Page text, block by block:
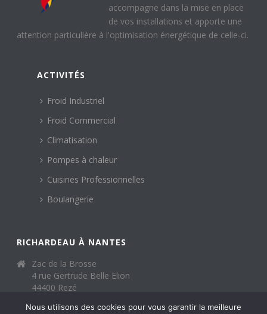
accompagne dans la mise en place
de vos installations et apporte une
attention particulière à l'optimisation énergétique de celle-ci.
ACTIVITÉS
Froid Industriel
Froid Commercial
Climatisation
Pompes à chaleur
Cuisines Professionnelles
Boulangerie
RICHARDEAU À NANTES
Zac de la Brosse
4 rue Gertrude Belle Elion
44400 Rezé
02 40 65 01 32
Nous utilisons des cookies pour vous garantir la meilleure